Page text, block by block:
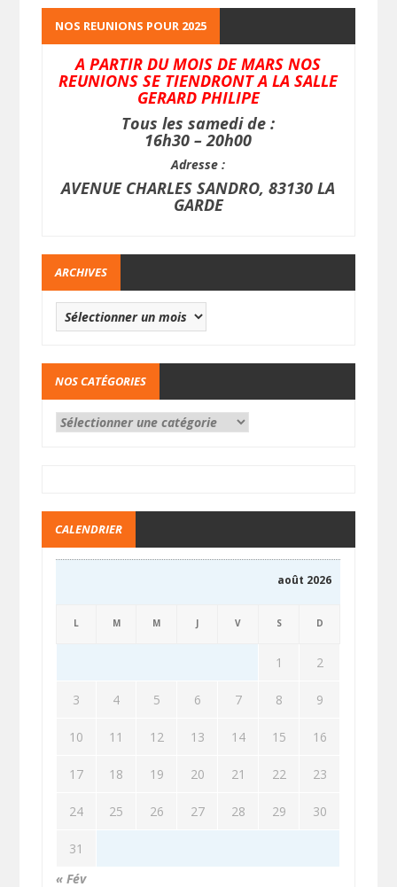
NOS REUNIONS POUR 2025
A PARTIR DU MOIS DE MARS NOS
REUNIONS SE TIENDRONT A LA SALLE
GERARD PHILIPE
Tous les samedi de :
16h30 – 20h00
Adresse :
AVENUE CHARLES SANDRO, 83130 LA
GARDE
ARCHIVES
NOS CATÉGORIES
CALENDRIER
août 2026
L M M J V S D
1 2
3 4 5 6 7 8 9
10 11 12 13 14 15 16
17 18 19 20 21 22 23
24 25 26 27 28 29 30
31
« Fév